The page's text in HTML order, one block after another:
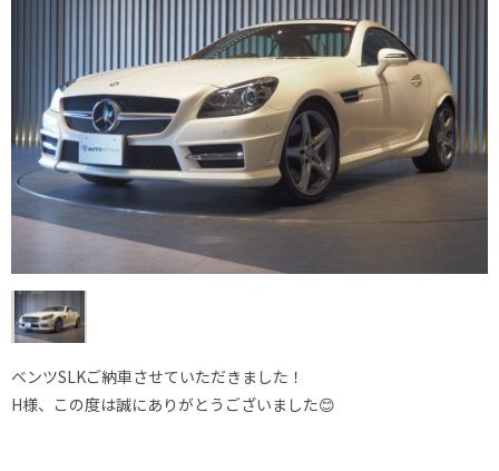
ベンツSLKご納車させていただきました！
H様、この度は誠にありがとうございました😊